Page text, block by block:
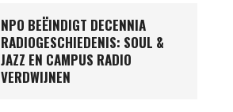
NPO BEËINDIGT DECENNIA
RADIOGESCHIEDENIS: SOUL &
JAZZ EN CAMPUS RADIO
VERDWIJNEN